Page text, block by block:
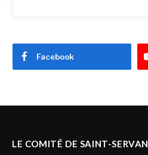
Facebook
LE COMITÉ DE SAINT-SERVAN